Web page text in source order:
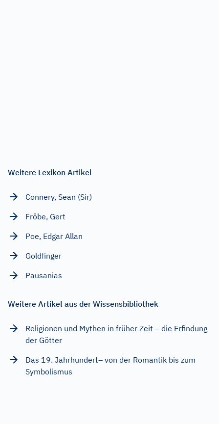
Weitere Lexikon Artikel
Connery, Sean (Sir)
Fröbe, Gert
Poe, Edgar Allan
Goldfinger
Pausanias
Weitere Artikel aus der Wissensbibliothek
Religionen und Mythen in früher Zeit – die Erfindung
der Götter
Das 19. Jahrhundert– von der Romantik bis zum
Symbolismus